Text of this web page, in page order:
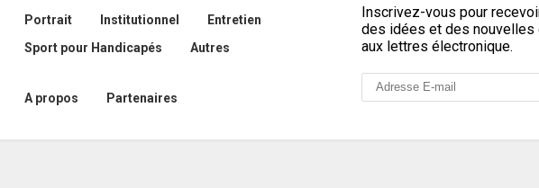
Portrait
Institutionnel
Entretien
Sport pour Handicapés
Autres
A propos Partenaires
Inscrivez-vous pour
des idées et des nouvelles
aux lettres électronique.